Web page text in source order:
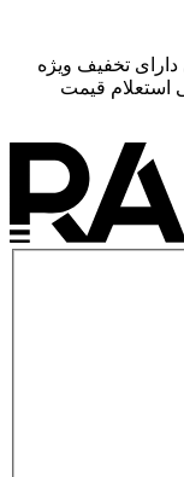
تخفیف ویژه
استعلام قیمت